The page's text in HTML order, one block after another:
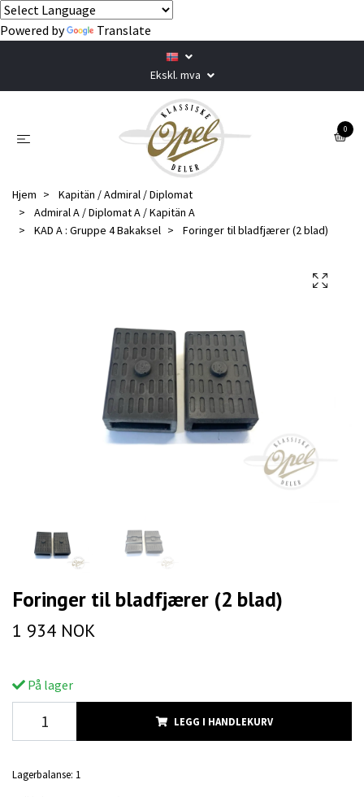
Powered by Translate
Ekskl. mva
0
Hjem
Kapitän / Admiral / Diplomat
Admiral A / Diplomat A / Kapitän A
KAD A : Gruppe 4 Bakaksel
Foringer til bladfjærer (2 blad)
Foringer til bladfjærer (2 blad)
1 934 NOK
På lager
LEGG I HANDLEKURV
Lagerbalanse: 1